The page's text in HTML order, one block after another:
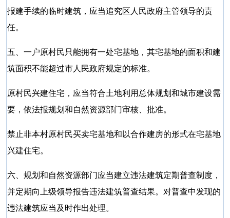
报建手续的临时建筑，应当追究区人民政府主管领导的责
任。
五、一户原村民只能拥有一处宅基地，其宅基地的面积和建
筑面积不能超过市人民政府规定的标准。
原村民兴建住宅，应当符合土地利用总体规划和城市建设需
要，依法报规划和自然资源部门审核、批准。
禁止非本村原村民买卖宅基地和以合作建房的形式在宅基地
兴建住宅。
六、规划和自然资源部门应当建立违法建筑定期普查制度，
并定期向上级领导报告违法建筑普查结果。对普查中发现的
违法建筑应当及时作出处理。